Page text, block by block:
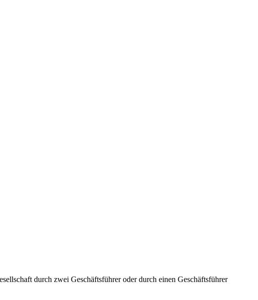
durch zwei Geschäftsführer oder durch einen Geschäftsführer